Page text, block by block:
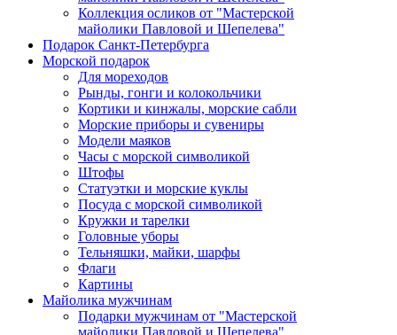
Коллекция осликов от "Мастерской
майолики Павловой и Шепелева"
Подарок Санкт-Петербурга
Морской подарок
Для мореходов
Рынды, гонги и колокольчики
Кортики и кинжалы, морские сабли
Морские приборы и сувениры
Модели маяков
Часы с морской символикой
Штофы
Статуэтки и морские куклы
Посуда с морской символикой
Кружки и тарелки
Головные уборы
Тельняшки, майки, шарфы
Флаги
Картины
Майолика мужчинам
Подарки мужчинам от "Мастерской
майолики Павловой и Шепелева"